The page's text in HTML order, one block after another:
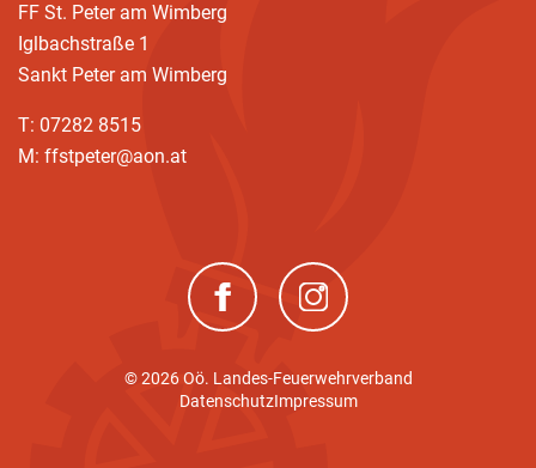
FF St. Peter am Wimberg
Iglbachstraße 1
Sankt Peter am Wimberg
T: 07282 8515
M: ffstpeter@aon.at
(neues Fenster)(neues Fenster)
© 2026 Oö. Landes-Feuerwehrverband
DatenschutzImpressum